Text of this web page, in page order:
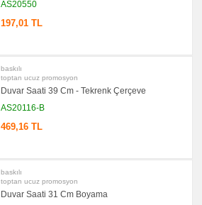
AS20550
197,01 TL
baskılı
toptan ucuz promosyon
Duvar Saati 39 Cm - Tekrenk Çerçeve
AS20116-B
469,16 TL
baskılı
toptan ucuz promosyon
Duvar Saati 31 Cm Boyama